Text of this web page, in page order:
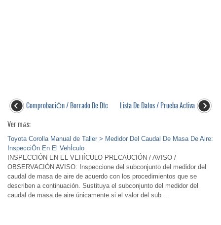
ComprobaciÓn / Borrado De Dtc
Lista De Datos / Prueba Activa
Ver más:
Toyota Corolla Manual de Taller > Medidor Del Caudal De Masa De Aire:
InspecciÓn En El VehÍculo
INSPECCIÓN EN EL VEHÍCULO PRECAUCIÓN / AVISO /
OBSERVACIÓN AVISO: Inspeccione del subconjunto del medidor del
caudal de masa de aire de acuerdo con los procedimientos que se
describen a continuación. Sustituya el subconjunto del medidor del
caudal de masa de aire únicamente si el valor del sub ...